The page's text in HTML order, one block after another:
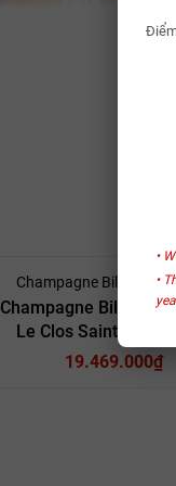
•
•
Champagne Billecart-
Champagne Billecart-
Le Clos Saint-Hilaire
19.469.000₫